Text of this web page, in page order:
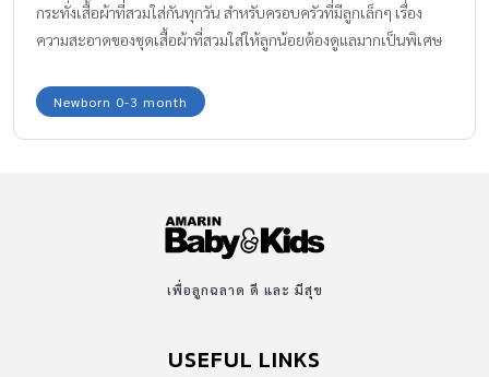
กระทั่งเสื้อผ้าที่สวมใส่กันทุกวัน สำหรับครอบครัวที่มีลูกเล็กๆ เรื่อง
ความสะอาดของชุดเสื้อผ้าที่สวมใส่ให้ลูกน้อยต้องดูแลมากเป็นพิเศษ
เจ็บป่วย และเป็นภูมิแพ้ได้ค่ะ
Newborn 0-3 month
เพื่อลูกฉลาด ดี และ มีสุข
USEFUL LINKS